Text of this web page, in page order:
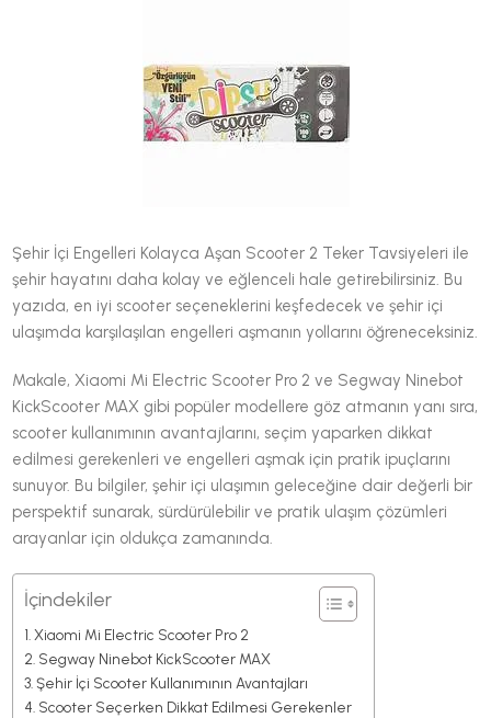
Şehir İçi Engelleri Kolayca Aşan Scooter 2 Teker Tavsiyeleri ile
şehir hayatını daha kolay ve eğlenceli hale getirebilirsiniz. Bu
yazıda, en iyi scooter seçeneklerini keşfedecek ve şehir içi
ulaşımda karşılaşılan engelleri aşmanın yollarını öğreneceksiniz.
Makale, Xiaomi Mi Electric Scooter Pro 2 ve Segway Ninebot
KickScooter MAX gibi popüler modellere göz atmanın yanı sıra,
scooter kullanımının avantajlarını, seçim yaparken dikkat
edilmesi gerekenleri ve engelleri aşmak için pratik ipuçlarını
sunuyor. Bu bilgiler, şehir içi ulaşımın geleceğine dair değerli bir
perspektif sunarak, sürdürülebilir ve pratik ulaşım çözümleri
arayanlar için oldukça zamanında.
İçindekiler
Xiaomi Mi Electric Scooter Pro 2
Segway Ninebot KickScooter MAX
Şehir İçi Scooter Kullanımının Avantajları
Scooter Seçerken Dikkat Edilmesi Gerekenler